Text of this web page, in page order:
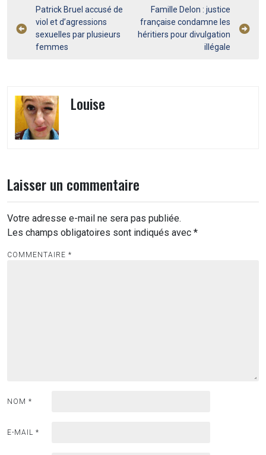
Navigation
de
l’article
Patrick Bruel accusé de
viol et d’agressions
sexuelles par plusieurs
femmes
Famille Delon : justice
française condamne les
héritiers pour divulgation
illégale
Louise
Laisser un commentaire
Votre adresse e-mail ne sera pas publiée.
Les champs obligatoires sont indiqués avec *
COMMENTAIRE *
NOM *
E-MAIL *